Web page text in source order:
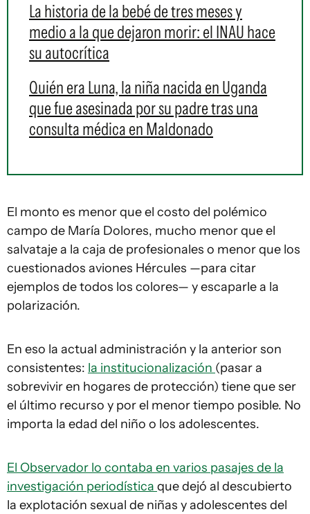
La historia de la bebé de tres meses y
medio a la que dejaron morir: el INAU hace
su autocrítica
Quién era Luna, la niña nacida en Uganda
que fue asesinada por su padre tras una
consulta médica en Maldonado
El monto es menor que el costo del polémico
campo de María Dolores, mucho menor que el
salvataje a la caja de profesionales o menor que los
cuestionados aviones Hércules —para citar
ejemplos de todos los colores— y escaparle a la
polarización.
En eso la actual administración y la anterior son
consistentes: la institucionalización (pasar a
sobrevivir en hogares de protección) tiene que ser
el último recurso y por el menor tiempo posible. No
importa la edad del niño o los adolescentes.
El Observador lo contaba en varios pasajes de la
investigación periodística que dejó al descubierto
la explotación sexual de niñas y adolescentes del